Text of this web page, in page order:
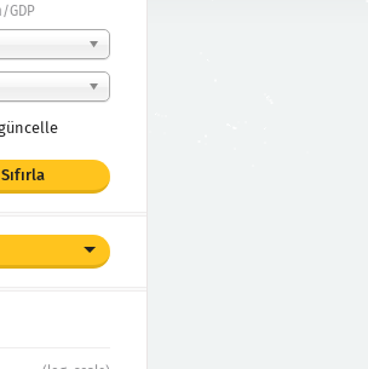
GDP
Sıfırla